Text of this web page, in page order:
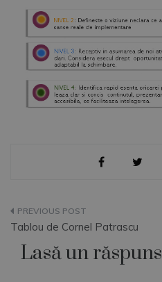
Navigare
în
Tablou de Cornel Patrascu
Lasă un răspuns